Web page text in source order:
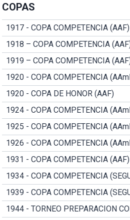
COPAS
1917 - COPA COMPETENCIA (AAF)
1918 – COPA COMPETENCIA
1919 – COPA COMPETENCIA
1920 - COPA COMPETENCIA
1920 - COPA DE HONOR (AAF)
1924 - COPA COMPETENCIA
1925 - COPA COMPETENCIA
1926 - COPA COMPETENCIA
1931 - COPA COMPETENCIA (AAF)
1934 - COPA COMPETENCIA
1939 - COPA COMPETENCIA
1944 - TORNEO PREPARACION